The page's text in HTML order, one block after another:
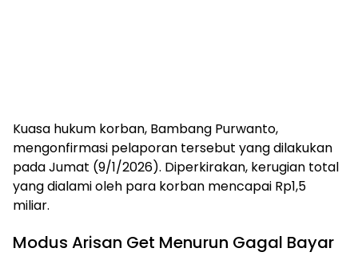
​Kuasa hukum korban, Bambang Purwanto,
mengonfirmasi pelaporan tersebut yang dilakukan
pada Jumat (9/1/2026). Diperkirakan, kerugian total
yang dialami oleh para korban mencapai Rp1,5
miliar.
​Modus Arisan Get Menurun Gagal Bayar